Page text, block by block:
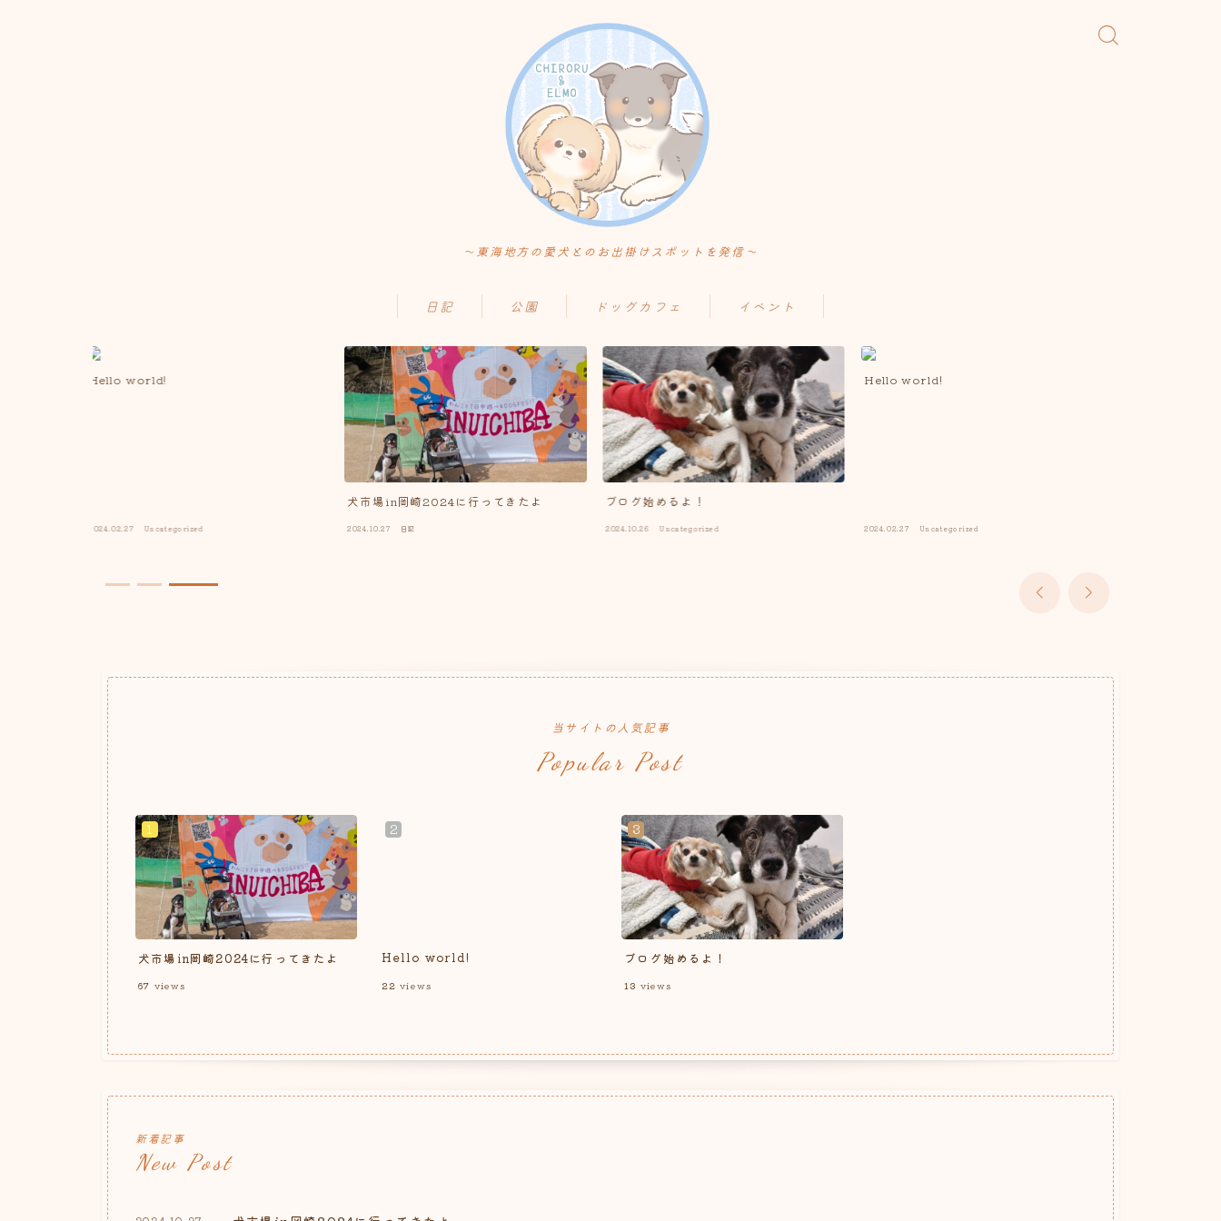
〜東海地方の愛犬とのお出掛けスポットを発信〜
日記 公園 ドッグカフェ イベント
Hello world!
2024.02.27 Uncategorized
犬市場in岡崎2024に行ってきたよ
2024.10.27 日記
ブログ始めるよ！
2024.10.26 Uncategorized
Hello world!
2024.02.27 Uncategorized
当サイトの人気記事
Popular Post
犬市場in岡崎2024に行ってきたよ
67 views
Hello world!
22 views
ブログ始めるよ！
13 views
新着記事
New Post